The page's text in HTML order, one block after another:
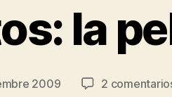
la
2009 2